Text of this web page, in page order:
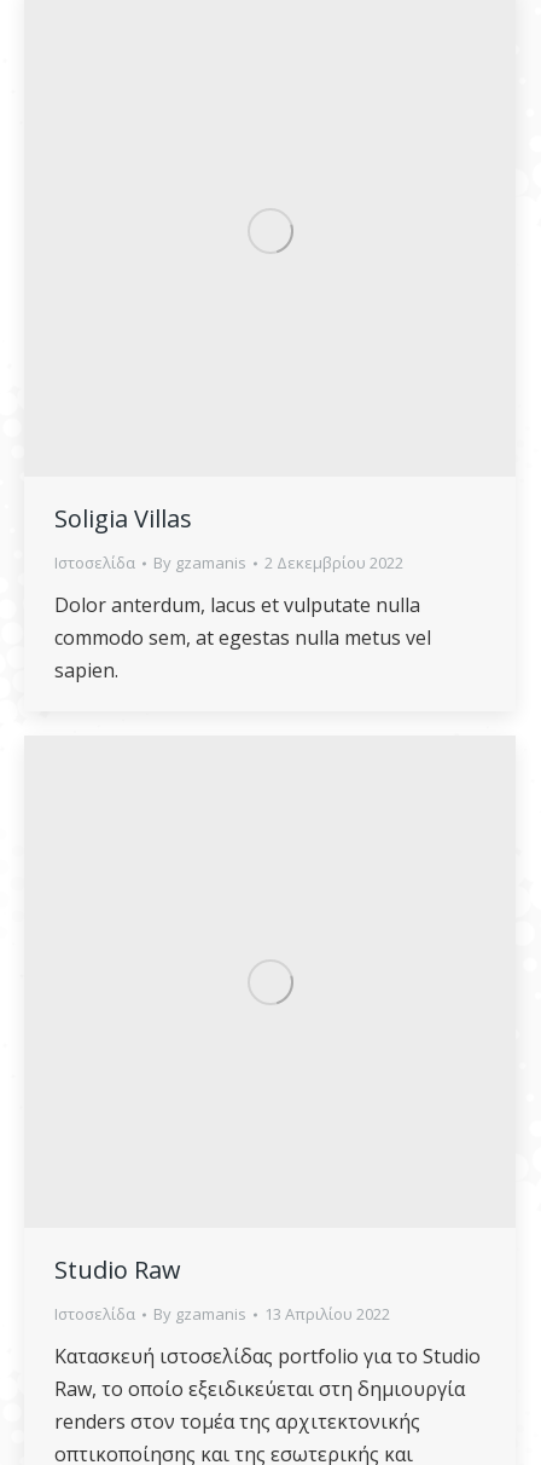
Soligia Villas
Ιστοσελίδα By gzamanis 2 Δεκεμβρίου 2022
Dolor anterdum, lacus et vulputate nulla
commodo sem, at egestas nulla metus vel
sapien.
Studio Raw
Ιστοσελίδα By gzamanis 13 Απριλίου 2022
Κατασκευή ιστοσελίδας portfolio για το Studio
Raw, το οποίο εξειδικεύεται στη δημιουργία
renders στον τομέα της αρχιτεκτονικής
οπτικοποίησης και της εσωτερικής και